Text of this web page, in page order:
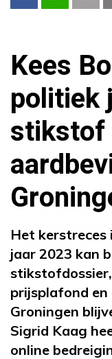
Kees
politiek
Het kerstreces
jaar 2023 kan
prijsplafond en
Groningen
Sigrid Kaag
online